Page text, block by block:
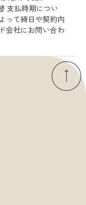
支払時期につい
って締日や契約内
会社にお問い合わ